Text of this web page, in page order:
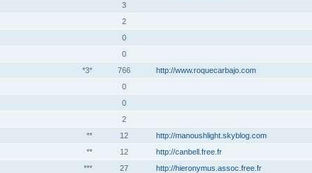
3
2
0
0
*3*
766 http://www.roquecarbajo.com
0
0
2
**
12 http://manoushlight.skyblog.com
**
12 http://canbell.free.fr
***
27 http://hieronymus.assoc.free.fr